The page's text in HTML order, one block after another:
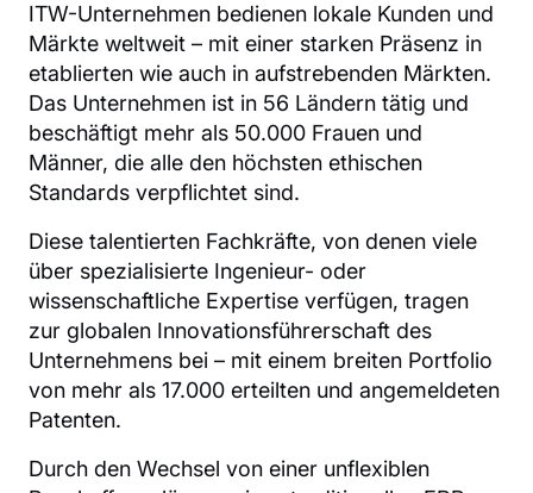
ITW-Unternehmen bedienen lokale Kunden und
Märkte weltweit – mit einer starken Präsenz in
etablierten wie auch in aufstrebenden Märkten.
Das Unternehmen ist in 56 Ländern tätig und
beschäftigt mehr als 50.000 Frauen und
Männer, die alle den höchsten ethischen
Standards verpflichtet sind.
Diese talentierten Fachkräfte, von denen viele
über spezialisierte Ingenieur- oder
wissenschaftliche Expertise verfügen, tragen
zur globalen Innovationsführerschaft des
Unternehmens bei – mit einem breiten Portfolio
von mehr als 17.000 erteilten und angemeldeten
Patenten.
Durch den Wechsel von einer unflexiblen